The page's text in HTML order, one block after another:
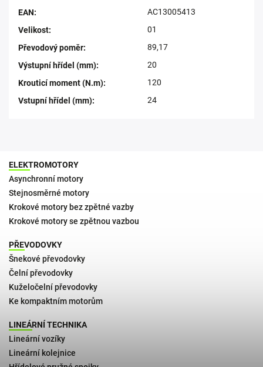
EAN:
AC13005413
Velikost:
01
Převodový poměr:
89,17
Výstupní hřídel (mm):
20
Krouticí moment (N.m):
120
Vstupní hřídel (mm): 24
ELEKTROMOTORY
Asynchronní motory
Stejnosměrné motory
Krokové motory bez zpětné vazby
Krokové motory se zpětnou vazbou
PŘEVODOVKY
Šnekové převodovky
Čelní převodovky
Kuželočelní převodovky
Ke kompaktním motorům
LINEÁRNÍ TECHNIKA
Lineární vozíky
Lineární kolejnice